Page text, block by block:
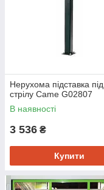
Нерухома підставка під
стрілу Came G02807
В наявності
3 536 ₴
Купити